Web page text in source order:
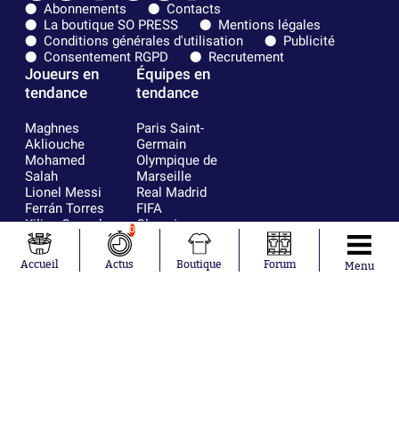
Abonnements
Contacts
La boutique SO PRESS
Mentions légales
Conditions générales d'utilisation
Publicité
Consentement RGPD
Recrutement
Joueurs en
tendance
Maghnes
Akliouche
Mohamed
Salah
Lionel Messi
Ferrán Torres
Kilian Corredor
Franco
Mastantuono
Orel Mangala
Équipes en
tendance
Paris Saint-
Germain
Olympique de
Marseille
Real Madrid
FIFA
Olympique
AS Monaco
FC Barcelone
Accueil
0
Actus Boutique Forum Menu